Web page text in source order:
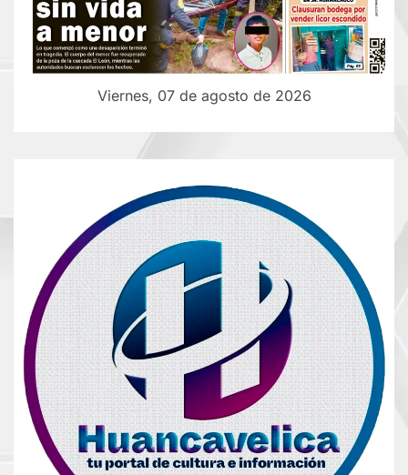
Viernes, 07 de agosto de 2026